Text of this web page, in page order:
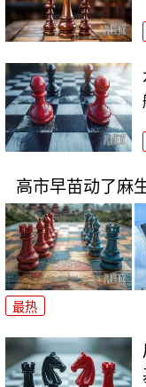
高市早苗动了麻
最热